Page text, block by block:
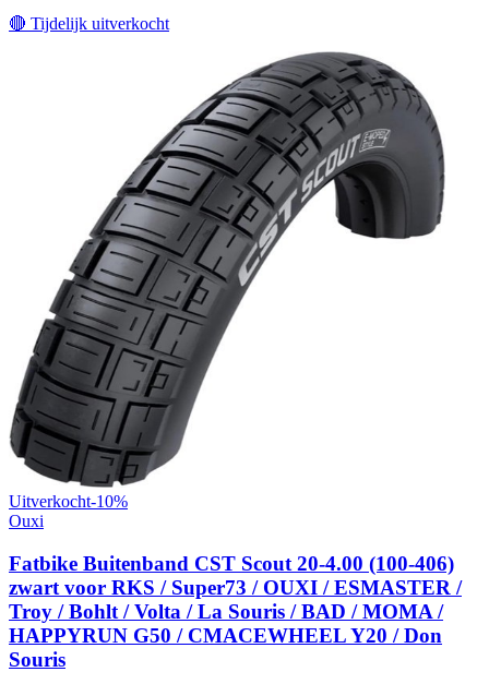
🔴 Tijdelijk uitverkocht
Uitverkocht-10%
Ouxi
Fatbike Buitenband CST Scout 20-4.00 (100-406)
zwart voor RKS / Super73 / OUXI / ESMASTER /
Troy / Bohlt / Volta / La Souris / BAD / MOMA /
HAPPYRUN G50 / CMACEWHEEL Y20 / Don
Souris